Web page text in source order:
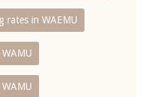
rates in WAEMU